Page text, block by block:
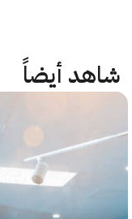
أيضاً